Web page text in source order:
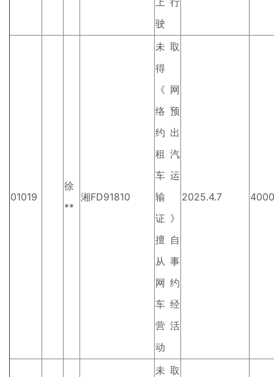
驶
01019
徐
**
湘FD91810
未取
得
《网
络预
约出
租汽
车运
输
证》
擅自
从事
网约
车经
营活
动
2025.4.7 4000
未取